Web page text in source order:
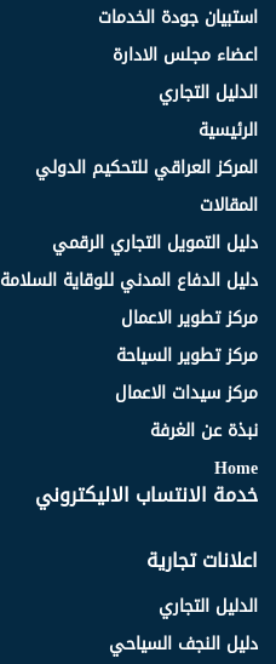
استبيان جودة الخدمات
اعضاء مجلس الادارة
الدليل التجاري
الرئيسية
المركز العراقي للتحكيم الدولي
المقالات
دليل التمويل التجاري الرقمي
دليل الدفاع المدني للوقاية السلامة
مركز تطوير الاعمال
مركز تطوير السياحة
مركز سيدات الاعمال
نبذة عن الغرفة
Home
خدمة الانتساب الاليكتروني
اعلانات تجارية
الدليل التجاري
دليل النجف السياحي